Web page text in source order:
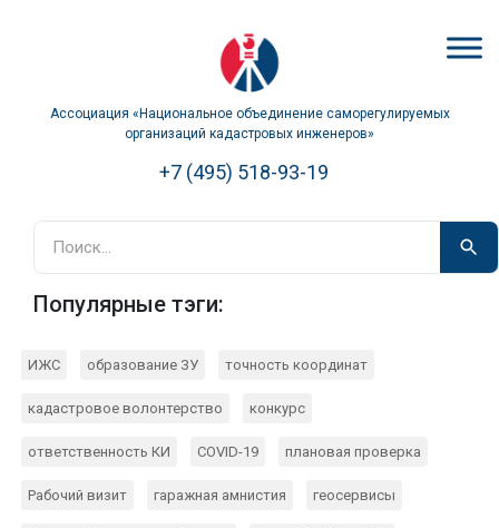
Ассоциация «Национальное объединение саморегулируемых
организаций кадастровых инженеров»
+7 (495) 518-93-19
Популярные тэги:
ИЖС образование ЗУ точность координат
кадастровое волонтерство конкурс
ответственность КИ COVID-19 плановая проверка
Рабочий визит гаражная амнистия геосервисы